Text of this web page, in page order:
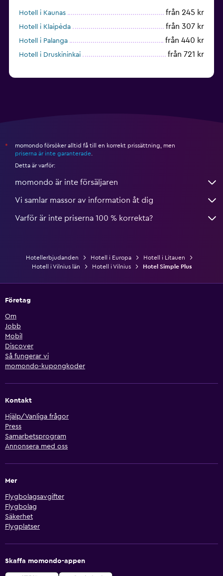
Hotell i Kaunas från 245 kr
Hotell i Klaipėda från 307 kr
Hotell i Palanga från 440 kr
Hotell i Druskininkai från 721 kr
*
momondo försöker alltid få till en korrekt prissättning, men
priserna är inte garanterade
Detta är varför:
momondo är inte försäljaren
Vi samlar massor av information åt dig
Varför är inte priserna 100 % korrekta?
Hotellerbjudanden Hotell i Europa
Hotell i Litauen
Hotell i Vilnius län
Hotell i Vilnius Hotel Simple Plus
Företag
Om
Jobb
Mobil
Discover
Så fungerar vi
momondo-kupongkoder
Kontakt
Hjälp/Vanliga frågor
Press
Samarbetsprogram
Annonsera med oss
Mer
Flygbolagsavgifter
Flygbolag
Säkerhet
Flygplatser
Skaffa momondo-appen